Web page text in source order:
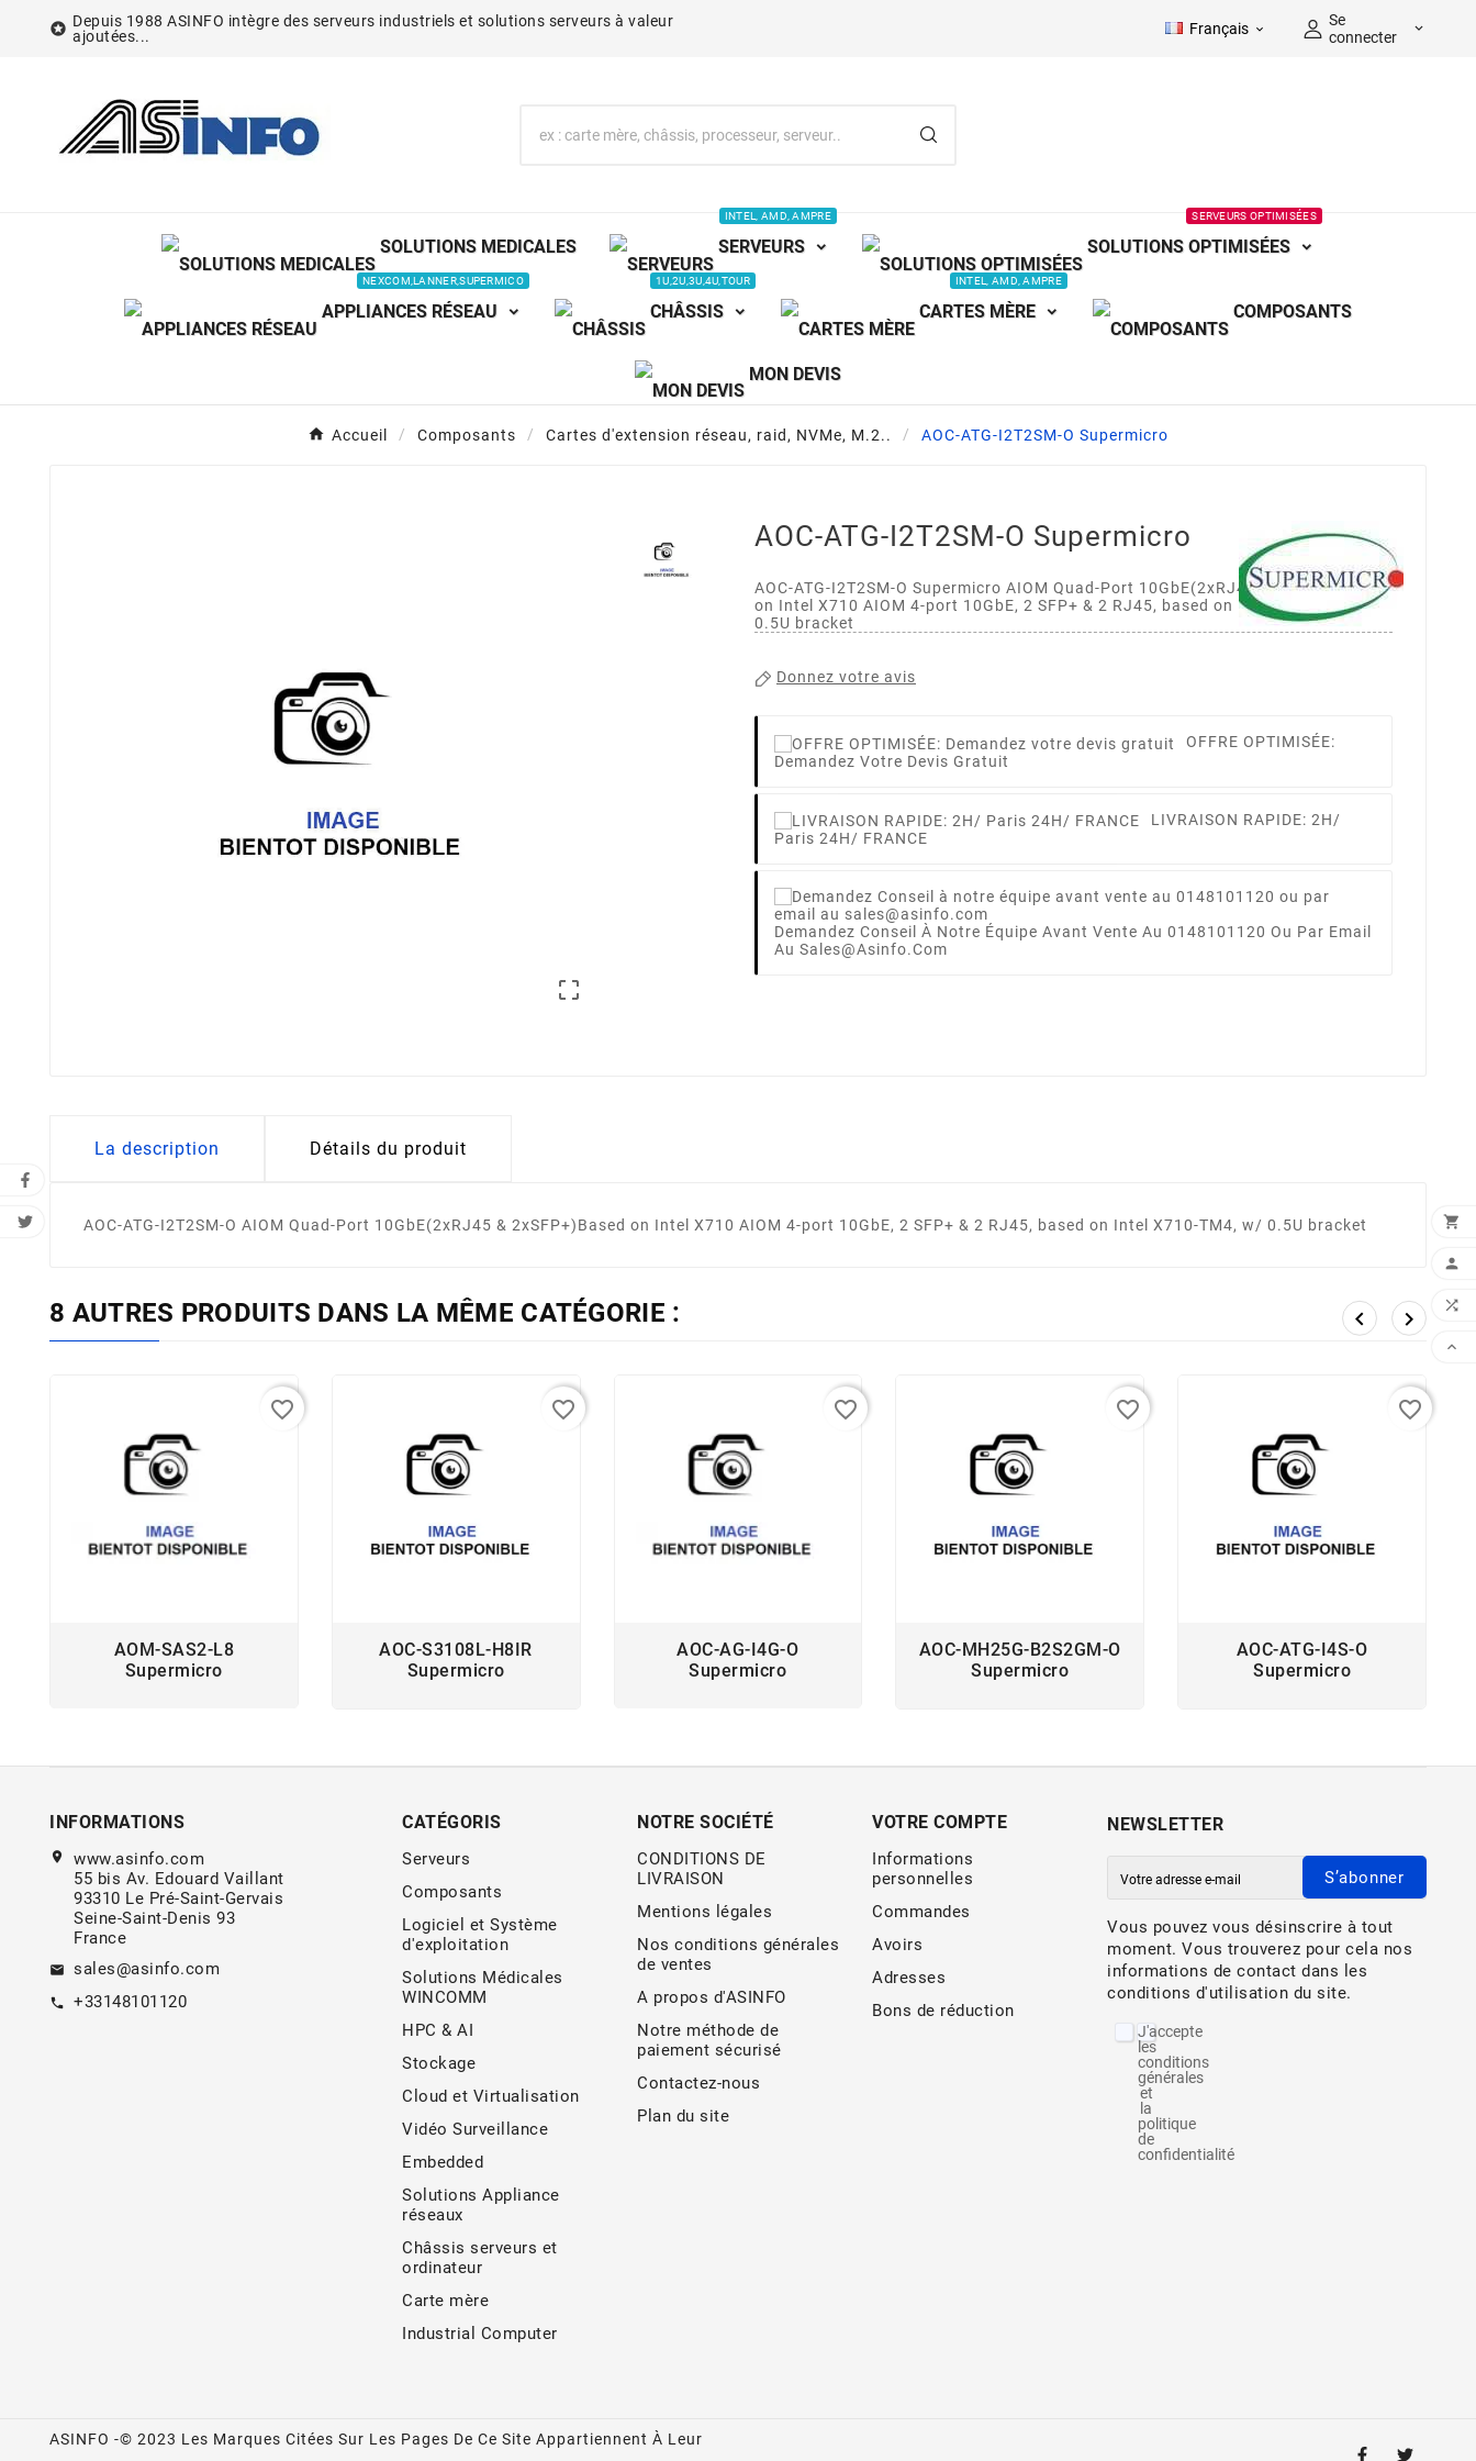
 Depuis 1988 ASINFO intègre des serveurs industriels et solutions serveurs à valeur
ajoutées...
Français 
Se
connecter

SOLUTIONS MEDICALES SERVEURS
INTEL, AMD, AMPRE
SOLUTIONS OPTIMISÉES
SERVEURS OPTIMISÉES
APPLIANCES RÉSEAU
NEXCOM,LANNER,SUPERMICO
CHÂSSIS
1U,2U,3U,4U,TOUR
CARTES MÈRE
INTEL, AMD, AMPRE
COMPOSANTS
MON DEVIS
Accueil Composants Cartes d'extension réseau, raid, NVMe, M.2.. AOC-ATG-I2T2SM-O Supermicro

AOC-ATG-I2T2SM-O Supermicro
AOC-ATG-I2T2SM-O Supermicro AIOM Quad-Port 10GbE(2xRJ45 & 2xSFP+)Based
on Intel X710 AIOM 4-port 10GbE, 2 SFP+ & 2 RJ45, based on Intel X710-TM4, w/
0.5U bracket
Donnez votre avis
OFFRE OPTIMISÉE:
Demandez Votre Devis Gratuit
LIVRAISON RAPIDE: 2H/
Paris 24H/ FRANCE
Demandez Conseil À Notre Équipe Avant Vente Au 0148101120 Ou Par Email
Au Sales@asinfo.com
La description Détails du produit
AOC-ATG-I2T2SM-O AIOM Quad-Port 10GbE(2xRJ45 & 2xSFP+)Based on Intel X710 AIOM 4-port 10GbE, 2 SFP+ & 2 RJ45, based on Intel X710-TM4, w/ 0.5U bracket
8 AUTRES PRODUITS DANS LA MÊME CATÉGORIE :  
AOM-SAS2-L8
Supermicro
favorite_border
AOC-S3108L-H8IR
Supermicro
favorite_border
AOC-AG-I4G-O
Supermicro
favorite_border
AOC-MH25G-B2S2GM-O
Supermicro
favorite_border
AOC-ATG-I4S-O
Supermicro
favorite_border
INFORMATIONS
location_on
www.asinfo.com
55 bis Av. Edouard Vaillant
93310 Le Pré-Saint-Gervais
Seine-Saint-Denis 93
France
email sales@asinfo.com
call +33148101120
CATÉGORIS
Serveurs
Composants
Logiciel et Système
d'exploitation
Solutions Médicales
WINCOMM
HPC & AI
Stockage
Cloud et Virtualisation
Vidéo Surveillance
Embedded
Solutions Appliance
réseaux
Châssis serveurs et
ordinateur
Carte mère
Industrial Computer
NOTRE SOCIÉTÉ
CONDITIONS DE
LIVRAISON
Mentions légales
Nos conditions générales
de ventes
A propos d'ASINFO
Notre méthode de
paiement sécurisé
Contactez-nous
Plan du site
VOTRE COMPTE
Informations
personnelles
Commandes
Avoirs
Adresses
Bons de réduction
NEWSLETTER
S’abonner
Vous pouvez vous désinscrire à tout
moment. Vous trouverez pour cela nos
informations de contact dans les
conditions d'utilisation du site.
J'accepte
les
conditions
générales
et
la
politique
de
confidentialité




ASINFO -© 2023 Les Marques Citées Sur Les Pages De Ce Site Appartiennent À Leur